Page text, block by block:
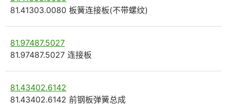
81.41303.0080 板簧连接板(不带螺纹)
81.97487.5027
81.97487.5027 连接板
81.43402.6142
81.43402.6142 前钢板弹簧总成